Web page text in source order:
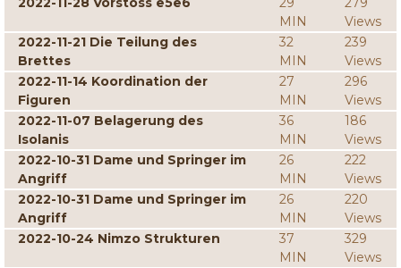
MIN
Views
2022-11-21 Die Teilung des
Brettes
32
MIN
239
Views
2022-11-14 Koordination der
Figuren
27
MIN
296
Views
2022-11-07 Belagerung des
Isolanis
36
MIN
186
Views
2022-10-31 Dame und Springer im
Angriff
26
MIN
222
Views
2022-10-31 Dame und Springer im
Angriff
26
MIN
220
Views
2022-10-24 Nimzo Strukturen
37
MIN
329
Views